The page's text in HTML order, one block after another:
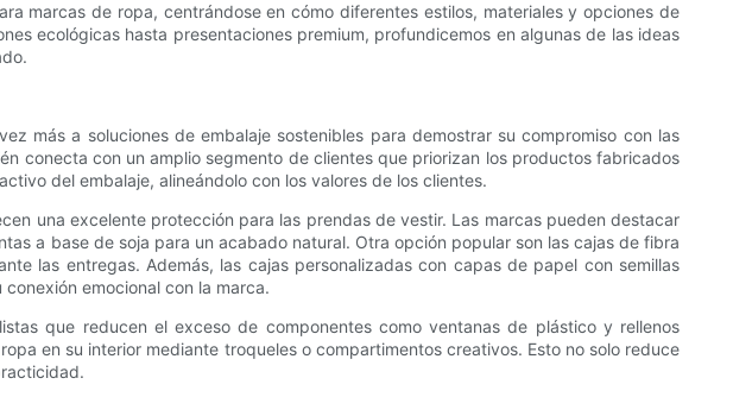
marcas de ropa, centrándose en cómo diferentes estilos, materiales y opciones de
ecológicas hasta presentaciones premium, profundicemos en algunas de las ideas
más a soluciones de embalaje sostenibles para demostrar su compromiso con las
conecta con un amplio segmento de clientes que priorizan los productos fabricados
del embalaje, alineándolo con los valores de los clientes.
una excelente protección para las prendas de vestir. Las marcas pueden destacar
a base de soja para un acabado natural. Otra opción popular son las cajas de fibra
las entregas. Además, las cajas personalizadas con capas de papel con semillas
emocional con la marca.
que reducen el exceso de componentes como ventanas de plástico y rellenos
en su interior mediante troqueles o compartimentos creativos. Esto no solo reduce